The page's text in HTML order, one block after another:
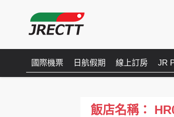
國際機票 日航假期 線上訂房 JR
飯店名稱：